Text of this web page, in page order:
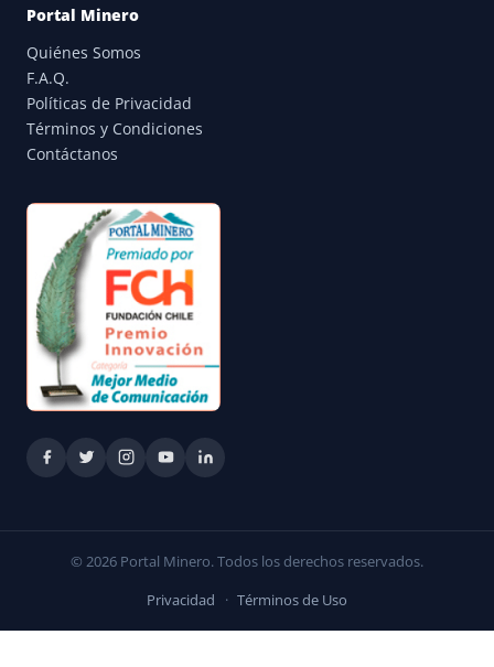
Portal Minero
Quiénes Somos
F.A.Q.
Políticas de Privacidad
Términos y Condiciones
Contáctanos
© 2026 Portal Minero. Todos los derechos reservados.
Privacidad · Términos de Uso